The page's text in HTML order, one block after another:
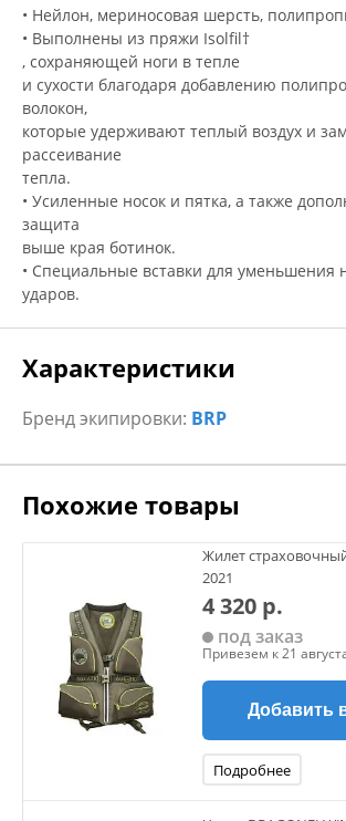
• Нейлон, мериносовая шерсть,
• Выполнены из пряжи Isolfil†
, сохраняющей ноги в тепле
и сухости благодаря добавлению
волокон,
которые удерживают теплый воздух и
рассеивание
тепла.
• Усиленные носок и пятка, а также
защита
выше края ботинок.
• Специальные вставки для уменьшения
ударов.
Характеристики
Бренд экипировки: BRP
Похожие товары
Жилет
2021
4 320 р.
под заказ
Привезем к 21
Добавить
Подробнее